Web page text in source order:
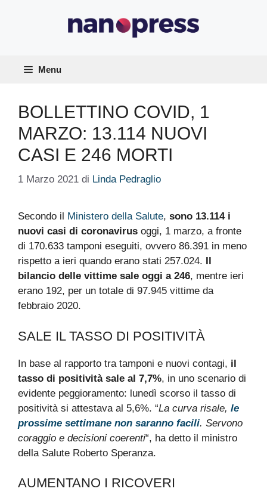
Menu
BOLLETTINO COVID, 1
MARZO: 13.114 NUOVI
CASI E 246 MORTI
1 Marzo 2021 di Linda Pedraglio
Secondo il Ministero della Salute, sono 13.114 i
nuovi casi di coronavirus oggi, 1 marzo, a fronte
di 170.633 tamponi eseguiti, ovvero 86.391 in meno
rispetto a ieri quando erano stati 257.024.
bilancio delle vittime sale oggi a 246, mentre ieri
erano 192, per un totale di 97.945 vittime da
febbraio 2020.
SALE IL TASSO DI POSITIVITÀ
In base al rapporto tra tamponi e nuovi contagi, il
tasso di positività sale al 7,7%, in uno scenario di
evidente peggioramento: lunedì scorso il tasso di
positività si attestava al 5,6%. “La curva risale, le
prossime settimane non saranno facili. Servono
coraggio e decisioni coerenti“, ha detto il ministro
della Salute Roberto Speranza.
AUMENTANO I RICOVERI